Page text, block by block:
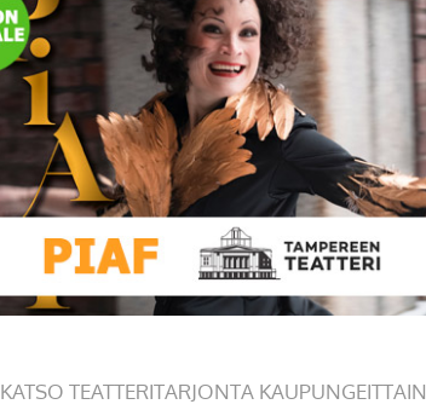
KATSO TEATTERITARJONTA KAUPUNGEITTAIN